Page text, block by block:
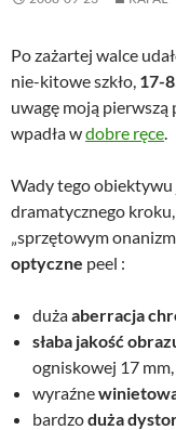
Po zażartej walce
nie-kitowe szkło, 17-
uwagę moją pierwszą
wpadła wdobre ręce.
Wady tego obiektywu
dramatycznego
„sprzętowym
optyczne peel :
dużaaberracja
słaba jakość
ogniskowej 17 mm,
wyraźne
bardzoduża